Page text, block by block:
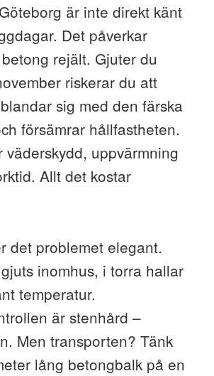
är inte direkt känt
Det påverkar
rejält. Gjuter du
riskerar du att
sig med den färska
försämrar hållfastheten.
väderskydd, uppvärmning
Allt det kostar
det problemet elegant.
inomhus, i torra hallar
temperatur.
är stenhård –
Men transporten? Tänk
lång betongbalk på en